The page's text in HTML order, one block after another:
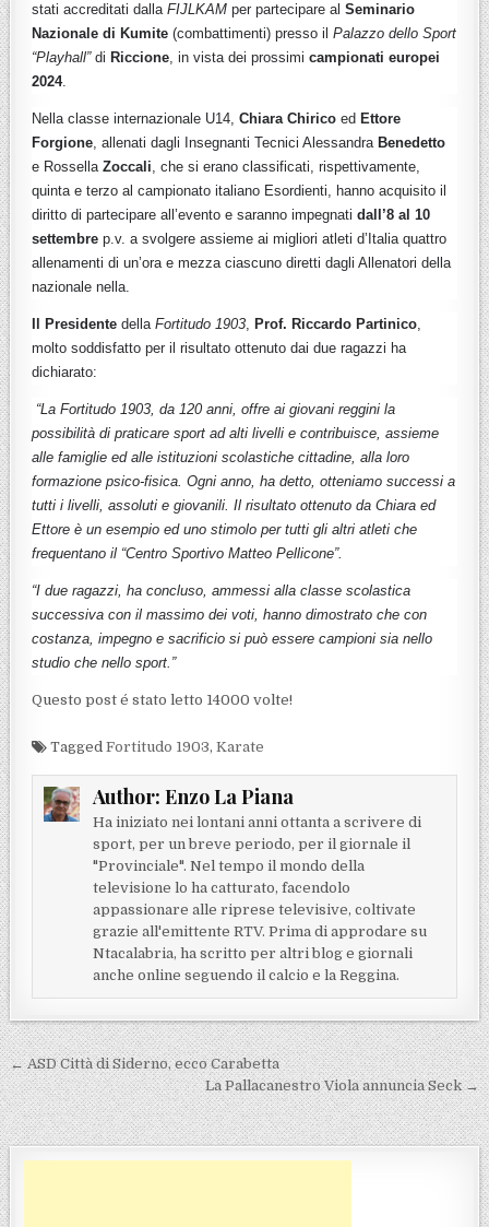
stati accreditati dallaFIJLKAM per partecipare alSeminario
Nazionale di Kumite (combattimenti) presso ilPalazzo dello Sport
“Playhall”di Riccione, in vista dei prossimicampionati europei
2024.
Nella classe internazionale U14,Chiara Chirico ed Ettore
Forgione, allenati dagli Insegnanti Tecnici Alessandra Benedetto
e RossellaZoccali, che si erano classificati, rispettivamente,
quinta e terzo al campionato italiano Esordienti, hanno acquisito il
diritto di partecipare all’evento e saranno impegnatidall’8 al 10
settembre p.v. a svolgere assieme ai migliori atleti d’Italia quattro
allenamenti di un’ora e mezza ciascuno diretti dagli Allenatori della
nazionale nella.
Il Presidente dellaFortitudo 1903, Prof. Riccardo Partinico,
molto soddisfatto per il risultato ottenuto dai due ragazzi ha
dichiarato:
“La Fortitudo 1903, da 120 anni, offre ai giovani reggini la
possibilità di praticare sport ad alti livelli e contribuisce, assieme
alle famiglie ed alle istituzioni scolastiche cittadine, alla loro
formazione psico-fisica. Ogni anno, ha detto, otteniamo successi a
tutti i livelli, assoluti e giovanili. Il risultato ottenuto da Chiara ed
Ettore è un esempio ed uno stimolo per tutti gli altri atleti che
frequentano il “Centro Sportivo Matteo Pellicone”.
“I due ragazzi, ha concluso, ammessi alla classe scolastica
successiva con il massimo dei voti, hanno dimostrato che con
costanza, impegno e sacrificio si può essere campioni sia nello
studio che nello sport.”
Questo post é stato letto 14000 volte!
TaggedFortitudo 1903,Karate
Author: Enzo La Piana
Ha iniziato nei lontani anni ottanta a scrivere di
sport, per un breve periodo, per il giornale il
"Provinciale". Nel tempo il mondo della
televisione lo ha catturato, facendolo
appassionare alle riprese televisive, coltivate
grazie all'emittente RTV. Prima di approdare su
Ntacalabria, ha scritto per altri blog e giornali
anche online seguendo il calcio e la Reggina.
Navigazione articoli
← ASD Città di Siderno, ecco Carabetta
La Pallacanestro Viola annuncia Seck →